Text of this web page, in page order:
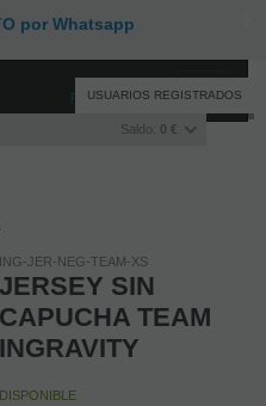
por Whatsapp
Registro/Iniciar sesión
Saldo: 0 €
USUARIOS REGISTRADOS
Toggle
ING-JER-NEG-TEAM-XS
JERSEY SIN
CAPUCHA TEAM
INGRAVITY
DISPONIBLE